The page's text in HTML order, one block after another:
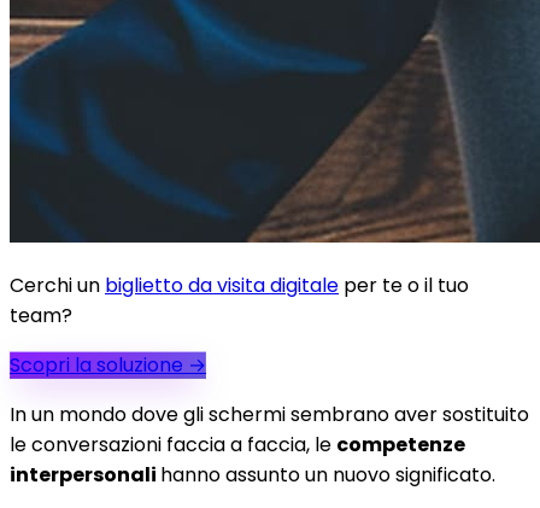
Cerchi un biglietto da visita digitale per te o il tuo
team?
Scopri la soluzione →
In un mondo dove gli schermi sembrano aver sostituito
le conversazioni faccia a faccia, le competenze
interpersonali hanno assunto un nuovo significato.